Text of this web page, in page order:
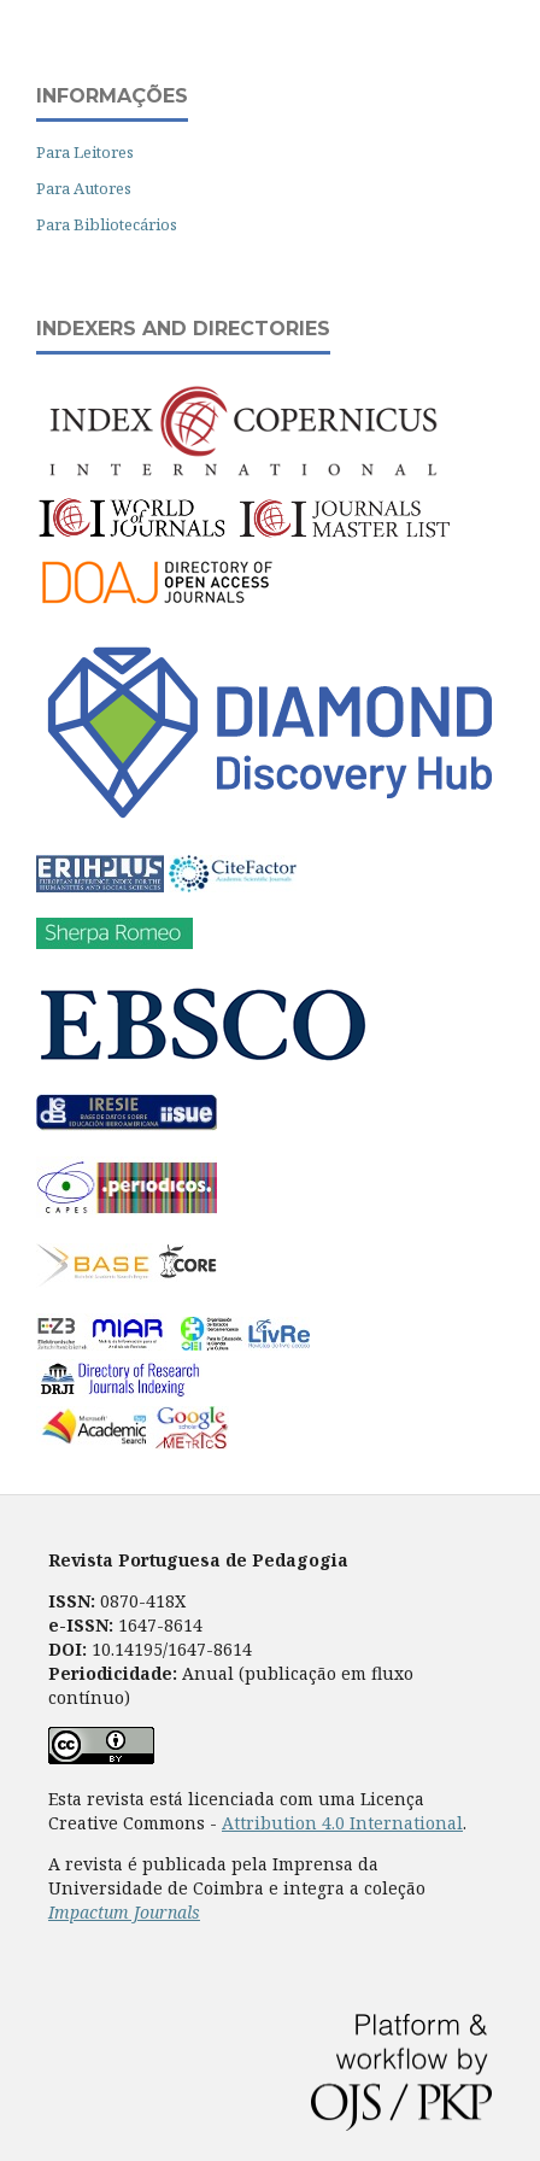
INFORMAÇÕES
Para Leitores
Para Autores
Para Bibliotecários
INDEXERS AND DIRECTORIES
Revista Portuguesa de Pedagogia
ISSN: 0870-418X
e-ISSN: 1647-8614
DOI: 10.14195/1647-8614
Periodicidade: Anual (publicação em fluxo
contínuo)
Esta revista está licenciada com uma Licença
Creative Commons - Attribution 4.0 International.
A revista é publicada pela Imprensa da
Universidade de Coimbra e integra a coleção
Impactum Journals